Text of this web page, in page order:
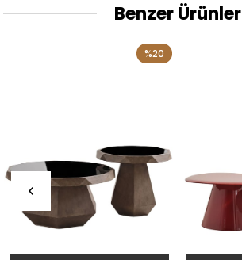
Benzer Ürünler